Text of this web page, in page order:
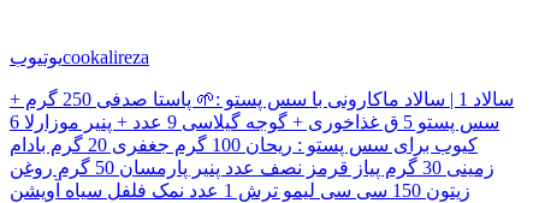
یوتیوبcookalireza
سالاد 1 | سالاد ماکارونی با سس پستو :🌱 پاستا صدفی 250 گرم +
سس پستو 5 ق غذاخوری + گوجه گیلاسی 9 عدد + پنیر موزارلا 6
کیوب برای سس پستو : ریحان 100 گرم جغفری 20 گرم بادام
زمینی 30 گرم پیاز قرمز نصف عدد پنیر پارمسان 50 گرم روغن
زیتون 150 سی سی لیمو ترش 1 عدد نمک فلفل سیاه آویشن